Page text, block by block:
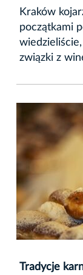
Kraków
początkami
związki z
Tradycje